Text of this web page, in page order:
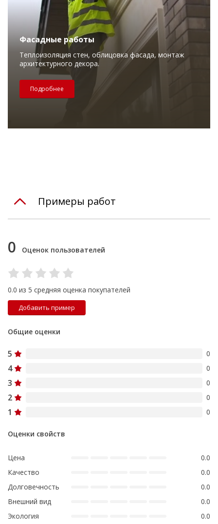
Фасадные работы
Теплоизоляция стен, облицовка фасада, монтаж
архитектурного декора.
Подробнее
Примеры работ
0 Оценок пользователей
0.0 из 5 средняя оценка покупателей
Добавить пример
Общие оценки
5 0
4 0
3 0
2 0
1 0
Оценки свойств
Цена
0.0
Качество
0.0
Долговечность
0.0
Внешний вид
0.0
Экология
0.0